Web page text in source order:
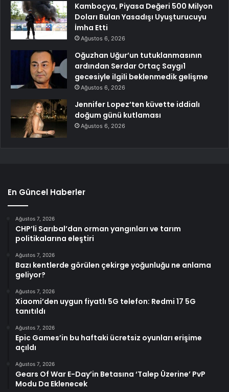
Kamboçya, Piyasa Değeri 500 Milyon
Doları Bulan Yasadışı Uyuşturucuyu
İmha Etti
Ağustos 6, 2026
Oğuzhan Uğur’un tutuklanmasının
ardından Serdar Ortaç Saygı1
gecesiyle ilgili beklenmedik gelişme
Ağustos 6, 2026
Jennifer Lopez’ten küvette iddialı
doğum günü kutlaması
Ağustos 6, 2026
En Güncel Haberler
Ağustos 7, 2026
CHP’li Sarıbal’dan orman yangınları ve tarım
politikalarına eleştiri
Ağustos 7, 2026
Bazı kentlerde görülen çekirge yoğunluğu ne anlama
geliyor?
Ağustos 7, 2026
Xiaomi’den uygun fiyatlı 5G telefon: Redmi 17 5G
tanıtıldı
Ağustos 7, 2026
Epic Games’in bu haftaki ücretsiz oyunları erişime
açıldı
Ağustos 7, 2026
Gears Of War E-Day’in Betasına ‘Talep Üzerine’ PvP
Modu Da Eklenecek